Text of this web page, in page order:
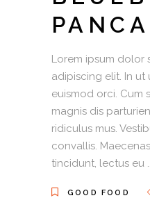
Lorem ipsum dolor
adipiscing elit. In
euismod orci. Cum
magnis dis
ridiculus mus.
convallis.
tincidunt, lectus eu
GOOD FOOD